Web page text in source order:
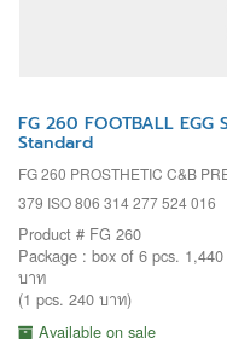
FG 260 FOOTBALL EGG
Standard
FG 260 PROSTHETIC C&B
379 ISO 806 314 277 524 016
Product # FG 260
Package : box of 6 pcs. 1,440
บาท
(1 pcs. 240 บาท)
Available on sale